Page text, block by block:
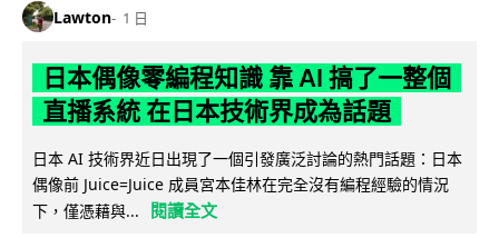
Lawton 1 日
日本偶像零編程知識 靠 AI 搞了一整個
直播系統 在日本技術界成為話題
日本 AI 技術界近日出現了一個引發廣泛討論的熱門話題：日本
偶像前 Juice=Juice 成員宮本佳林在完全沒有編程經驗的情況
下，僅憑藉與...
閱讀全文